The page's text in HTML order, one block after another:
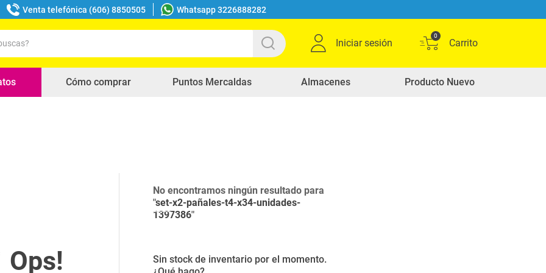
Venta telefónica (606) 8850505 Whatsapp 3226888282
Iniciar sesión
0
Cómo comprar Puntos Mercaldas Almacenes Producto Nuevo
No encontramos ningún resultado para
"set-x2-pañales-t4-x34-unidades-
1397386"
Sin stock de inventario por el momento.
buscados